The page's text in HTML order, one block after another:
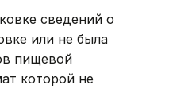
сведений о
или не была
пищевой
которой не